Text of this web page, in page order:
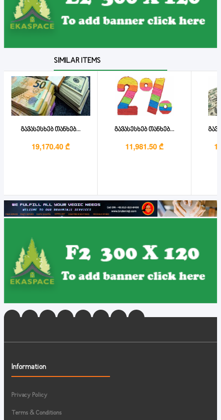
SIMILAR ITEMS
გავასესხებ თანხებ...
19,170.40 ₾
გავასესხებ თანხებ...
11,981.50 ₾
Information
Privacy Policy
Terms & Conditions